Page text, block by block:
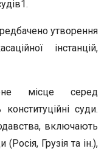
утворення
інстанцій,
місце серед
суди.
включають
Грузія та ін.),